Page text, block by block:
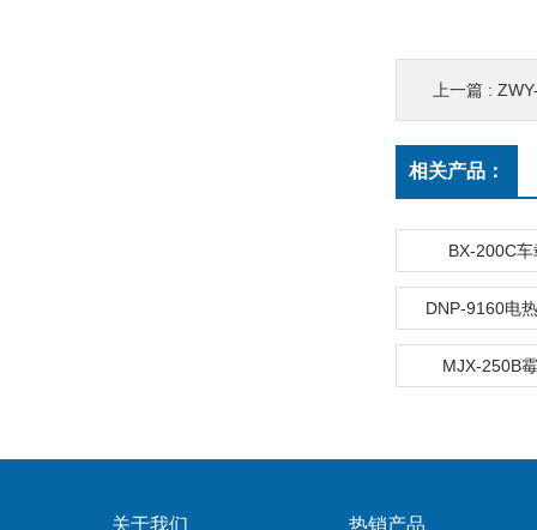
上一篇 :
相关产品：
BX-200C
DNP-9160电
MJX-250B
关于我们 热销产品